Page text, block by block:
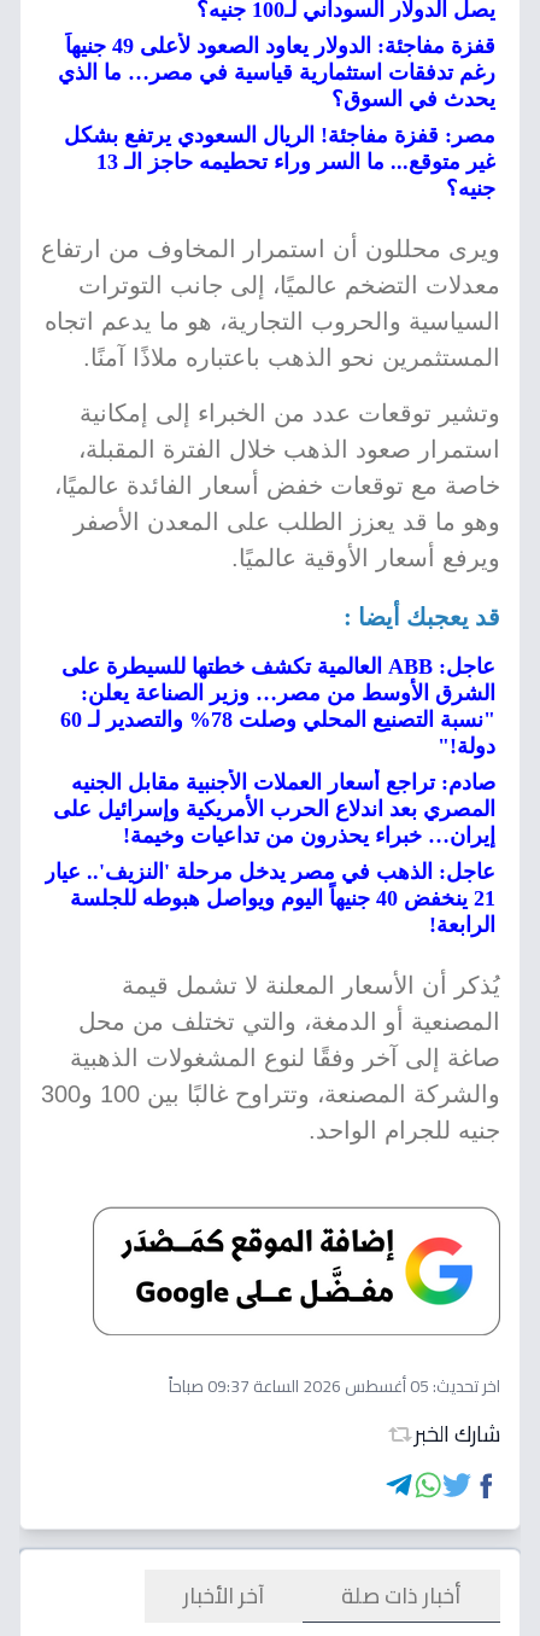
يصل الدولار السوداني لـ100 جنيه؟
قفزة مفاجئة: الدولار يعاود الصعود لأعلى 49 جنيهاً
رغم تدفقات استثمارية قياسية في مصر… ما الذي
يحدث في السوق؟
مصر: قفزة مفاجئة! الريال السعودي يرتفع بشكل
غير متوقع... ما السر وراء تحطيمه حاجز الـ 13
جنيه؟
ويرى محللون أن استمرار المخاوف من ارتفاع
معدلات التضخم عالميًا، إلى جانب التوترات
السياسية والحروب التجارية، هو ما يدعم اتجاه
المستثمرين نحو الذهب باعتباره ملاذًا آمنًا.
وتشير توقعات عدد من الخبراء إلى إمكانية
استمرار صعود الذهب خلال الفترة المقبلة،
خاصة مع توقعات خفض أسعار الفائدة عالميًا،
وهو ما قد يعزز الطلب على المعدن الأصفر
ويرفع أسعار الأوقية عالميًا.
قد يعجبك أيضا :
عاجل: ABB العالمية تكشف خطتها للسيطرة على
الشرق الأوسط من مصر… وزير الصناعة يعلن:
"نسبة التصنيع المحلي وصلت 78% والتصدير لـ 60
دولة!"
صادم: تراجع أسعار العملات الأجنبية مقابل الجنيه
المصري بعد اندلاع الحرب الأمريكية وإسرائيل على
إيران… خبراء يحذرون من تداعيات وخيمة!
عاجل: الذهب في مصر يدخل مرحلة 'النزيف'.. عيار
21 ينخفض 40 جنيهاً اليوم ويواصل هبوطه للجلسة
الرابعة!
يُذكر أن الأسعار المعلنة لا تشمل قيمة
المصنعية أو الدمغة، والتي تختلف من محل
صاغة إلى آخر وفقًا لنوع المشغولات الذهبية
والشركة المصنعة، وتتراوح غالبًا بين 100 و300
جنيه للجرام الواحد.
اخر تحديث:05 أغسطس 2026 الساعة 09:37 صباحاً
شارك الخبر
أخبار ذات صلة آخر الأخبار